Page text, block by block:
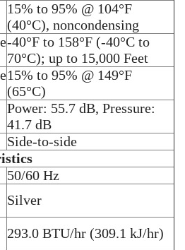
15% to 95% @ 104°F
(40°C), noncondensing
-40°F to 158°F (-40°C to
70°C); up to 15,000 Feet
15% to 95% @ 149°F
(65°C)
Power: 55.7 dB, Pressure:
41.7 dB
Side-to-side
50/60 Hz
Silver
293.0 BTU/hr (309.1 kJ/hr)